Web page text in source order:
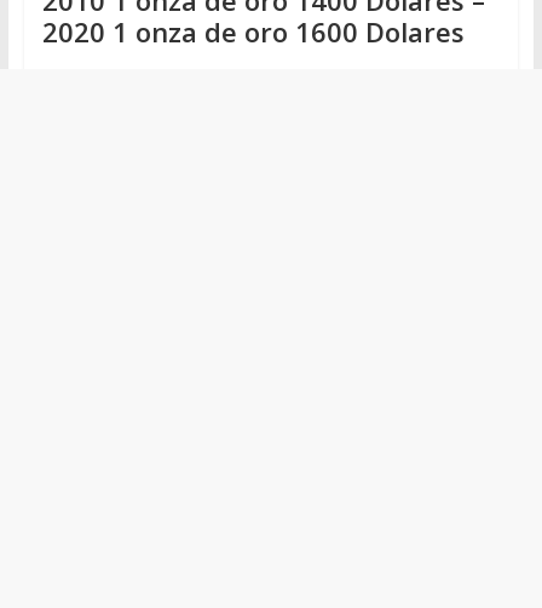
2020 1 onza de oro 1600 Dolares